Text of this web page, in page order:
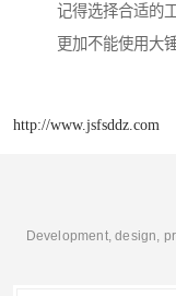
记得选择合适的
更加不能使用大
http://www.jsfsddz.com
Development, design,